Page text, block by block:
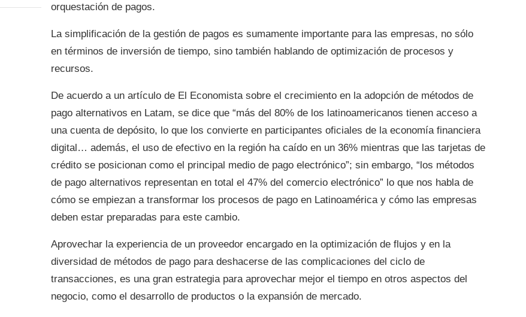
orquestación de pagos.
La simplificación de la gestión de pagos es sumamente importante para las empresas, no sólo
en términos de inversión de tiempo, sino también hablando de optimización de procesos y
recursos.
De acuerdo a un artículo de El Economista sobre el crecimiento en la adopción de métodos de
pago alternativos en Latam, se dice que “más del 80% de los latinoamericanos tienen acceso a
una cuenta de depósito, lo que los convierte en participantes oficiales de la economía financiera
digital… además, el uso de efectivo en la región ha caído en un 36% mientras que las tarjetas de
crédito se posicionan como el principal medio de pago electrónico”; sin embargo, “los métodos
de pago alternativos representan en total el 47% del comercio electrónico” lo que nos habla de
cómo se empiezan a transformar los procesos de pago en Latinoamérica y cómo las empresas
deben estar preparadas para este cambio.
Aprovechar la experiencia de un proveedor encargado en la optimización de flujos y en la
diversidad de métodos de pago para deshacerse de las complicaciones del ciclo de
transacciones, es una gran estrategia para aprovechar mejor el tiempo en otros aspectos del
negocio, como el desarrollo de productos o la expansión de mercado.